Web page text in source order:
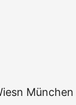
München